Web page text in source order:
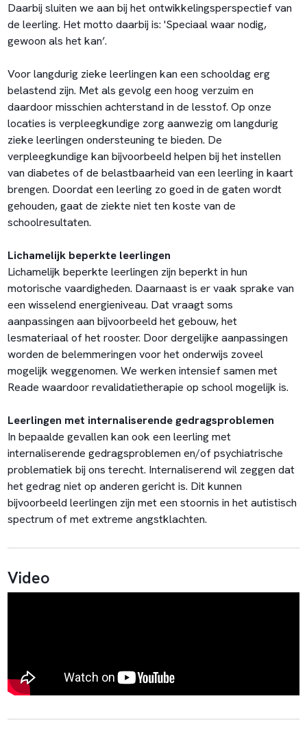
Daarbij sluiten we aan bij het ontwikkelingsperspectief van
de leerling. Het motto daarbij is: 'Speciaal waar nodig,
gewoon als het kan’.
Voor langdurig zieke leerlingen kan een schooldag erg
belastend zijn. Met als gevolg een hoog verzuim en
daardoor misschien achterstand in de lesstof. Op onze
locaties is verpleegkundige zorg aanwezig om langdurig
zieke leerlingen ondersteuning te bieden. De
verpleegkundige kan bijvoorbeeld helpen bij het instellen
van diabetes of de belastbaarheid van een leerling in kaart
brengen. Doordat een leerling zo goed in de gaten wordt
gehouden, gaat de ziekte niet ten koste van de
schoolresultaten.
Lichamelijk beperkte leerlingen
Lichamelijk beperkte leerlingen zijn beperkt in hun
motorische vaardigheden. Daarnaast is er vaak sprake van
een wisselend energieniveau. Dat vraagt soms
aanpassingen aan bijvoorbeeld het gebouw, het
lesmateriaal of het rooster. Door dergelijke aanpassingen
worden de belemmeringen voor het onderwijs zoveel
mogelijk weggenomen. We werken intensief samen met
Reade waardoor revalidatietherapie op school mogelijk is.
Leerlingen met internaliserende gedragsproblemen
In bepaalde gevallen kan ook een leerling met
internaliserende gedragsproblemen en/of psychiatrische
problematiek bij ons terecht. Internaliserend wil zeggen dat
het gedrag niet op anderen gericht is. Dit kunnen
bijvoorbeeld leerlingen zijn met een stoornis in het autistisch
spectrum of met extreme angstklachten.
Video